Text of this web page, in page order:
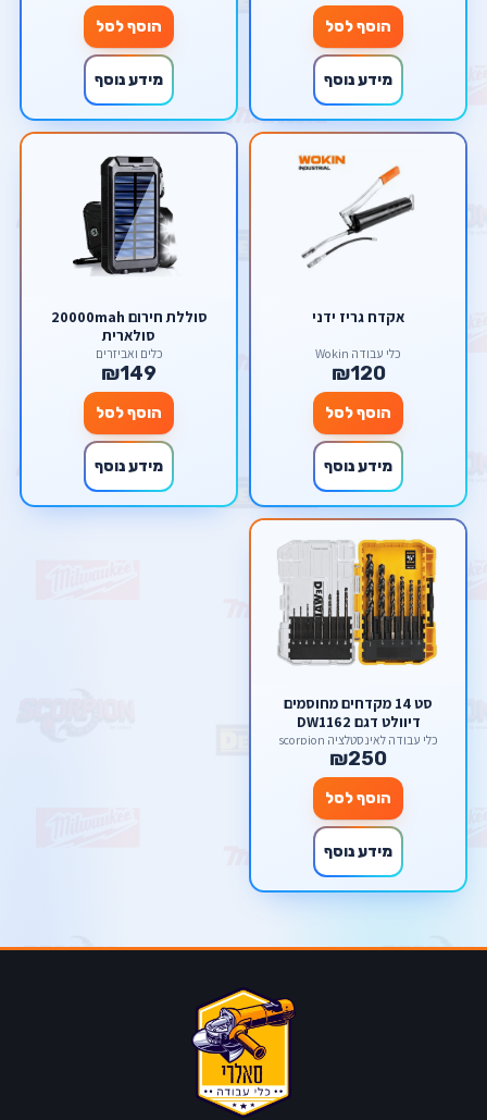
הוסף לסל
מידע נוסף
הוסף לסל
מידע נוסף
אקדח גריז ידני
כלי עבודה Wokin
₪120
הוסף לסל
מידע נוסף
סוללת חירום 20000mah
סולארית
כלים ואביזרים
₪149
הוסף לסל
מידע נוסף
סט 14 מקדחים מחוסמים
דיוולט דגם DW1162
כלי עבודה לאינסטלציה scorpion
₪250
הוסף לסל
מידע נוסף